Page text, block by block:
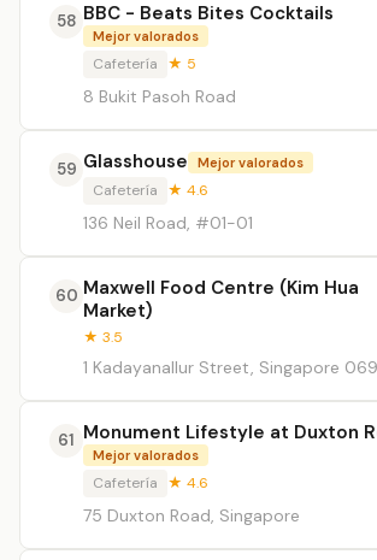
58 BBC - Beats Bites Cocktails
Mejor valorados
Cafetería ★ 5
8 Bukit Pasoh Road
59 Glasshouse Mejor valorados
Cafetería ★ 4.6
136 Neil Road, #01-01
60 Maxwell Food Centre (Kim Hua
Market)
★ 3.5
1 Kadayanallur Street, Singapore
61 Monument Lifestyle at Duxton
Mejor valorados
Cafetería ★ 4.6
75 Duxton Road, Singapore